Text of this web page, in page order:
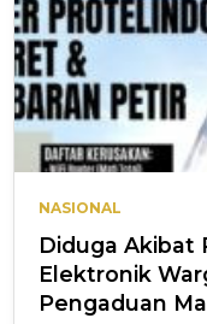
NASIONAL
Diduga Akibat
Elektronik
Pengaduan